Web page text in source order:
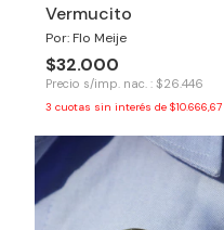
Vermucito
Por: Flo Meije
$32.000
Precio s/imp. nac. : $26.446
3 cuotas sin interés de $10.666,67